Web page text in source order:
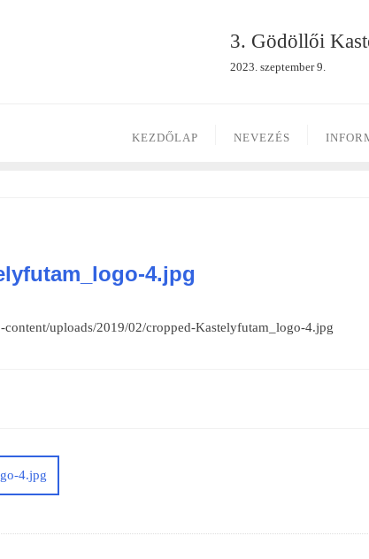
3. Gödöllői
2023. szeptember 9.
KEZDŐLAP NEVEZÉS
4.jpg
uploads/2019/02/cropped-Kastelyfutam_logo-4.jpg
4.jpg